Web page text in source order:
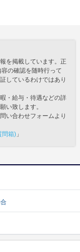
を掲載しています。正
の確認を随時行って
しているわけではあり
・給与・待遇などの詳
い致します。
い合わせフォームより
問箱) 」